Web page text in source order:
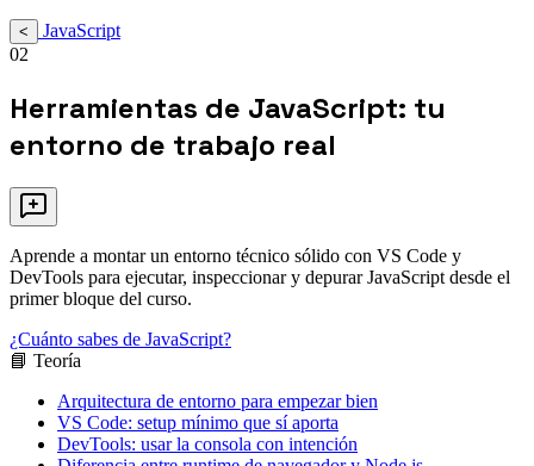
<
JavaScript
02
Herramientas de JavaScript: tu
entorno de trabajo real
Aprende a montar un entorno técnico sólido con VS Code y
DevTools para ejecutar, inspeccionar y depurar JavaScript desde el
primer bloque del curso.
¿Cuánto sabes de JavaScript?
📘 Teoría
Arquitectura de entorno para empezar bien
VS Code: setup mínimo que sí aporta
DevTools: usar la consola con intención